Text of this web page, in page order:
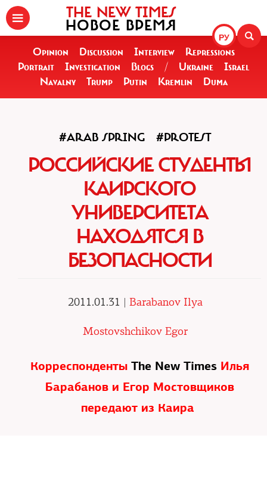
РУ
THE NEW TIMES
НОВОЕ ВРЕМЯ
Opinion Discussion Interview
Repressions
Portrait
Investigation Blogs / Ukraine
Israel
Navalny
Trump Putin Kremlin Duma
#ARAB SPRING #PROTEST
РОССИЙСКИЕ СТУДЕНТЫ
КАИРСКОГО
УНИВЕРСИТЕТА
НАХОДЯТСЯ В
БЕЗОПАСНОСТИ
2011.01.31 | Barabanov Ilya
Mostovshchikov Egor
Корреспонденты The New TimesИлья
Барабанов и Егор Мостовщиков
передают из Каира